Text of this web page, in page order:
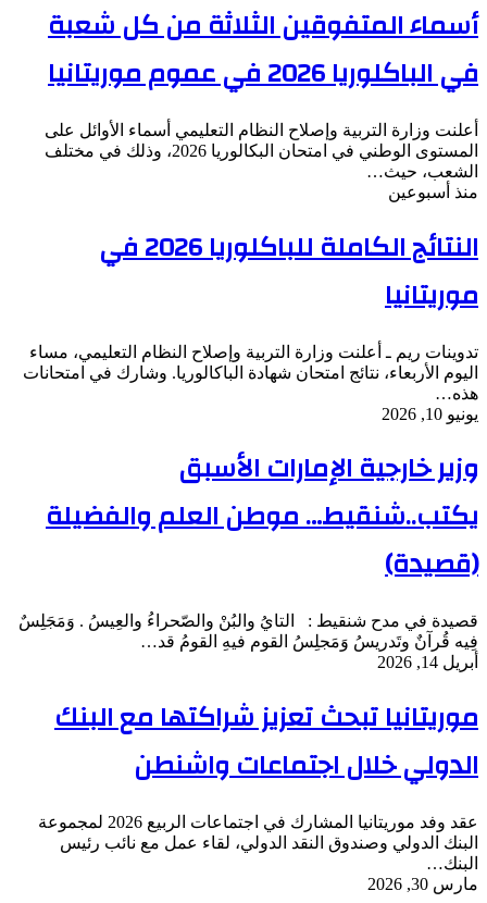
أسماء المتفوقين الثلاثة من كل شعبة
في الباكلوريا 2026 في عموم موريتانيا
أعلنت وزارة التربية وإصلاح النظام التعليمي أسماء الأوائل على
المستوى الوطني في امتحان البكالوريا 2026، وذلك في مختلف
الشعب، حيث…
منذ أسبوعين
النتائج الكاملة للباكلوريا 2026 في
موريتانيا
تدوينات ريم ـ أعلنت وزارة التربية وإصلاح النظام التعليمي، مساء
اليوم الأربعاء، نتائج امتحان شهادة الباكالوريا. وشارك في امتحانات
هذه…
يونيو 10, 2026
وزير خارجية الإمارات الأسبق
يكتب..شنقيط… موطن العلم والفضيلة
(قصيدة)
قصيدة في مدح شنقيط : التايُ والبُنْ والصّحراءُ والعِيسُ . وَمَجَلِسٌ
فِيه قُرآنٌ وتَدريسُ وَمَجلِسُ القوم فيهِ القومُ قد…
أبريل 14, 2026
موريتانيا تبحث تعزيز شراكتها مع البنك
الدولي خلال اجتماعات واشنطن
عقد وفد موريتانيا المشارك في اجتماعات الربيع 2026 لمجموعة
البنك الدولي وصندوق النقد الدولي، لقاء عمل مع نائب رئيس
البنك…
مارس 30, 2026